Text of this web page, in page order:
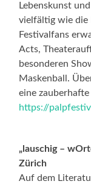
Lebenskunst
vielfältig wie die
Festivalfans
Acts,
besonderen
Maskenball.
eine
https://
„lauschig –
Zürich
Auf dem